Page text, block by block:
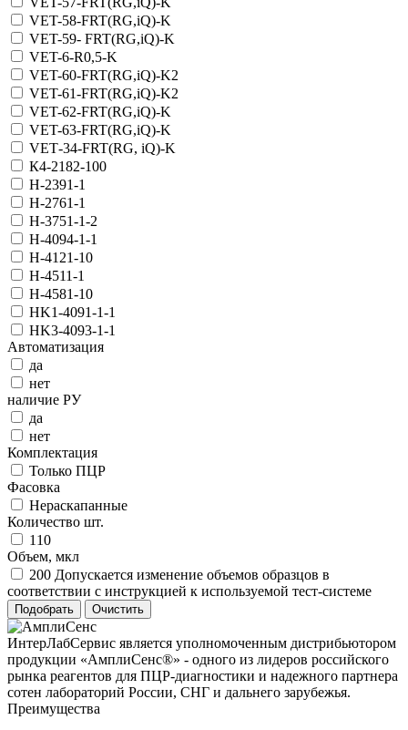
VET-58-FRT(RG,iQ)-K
VET-59- FRT(RG,iQ)-K
VET-6-R0,5-K
VET-60-FRT(RG,iQ)-K2
VET-61-FRT(RG,iQ)-K2
VET-62-FRT(RG,iQ)-K
VET-63-FRT(RG,iQ)-K
VET‑34-FRT(RG, iQ)-K
К4-2182-100
Н-2391-1
Н-2761-1
Н-3751-1-2
Н-4094-1-1
Н-4121-10
Н-4511-1
Н-4581-10
НK1-4091-1-1
НK3-4093-1-1
Автоматизация
да
нет
наличие РУ
да
нет
Комплектация
Только ПЦР
Фасовка
Нераскапанные
Количество шт.
110
Объем, мкл
200 Допускается изменение объемов образцов в
соответствии с инструкцией к используемой тест-системе
ИнтерЛабСервис является уполномоченным дистрибьютором
продукции «АмплиСенс®» - одного из лидеров российского
рынка реагентов для ПЦР-диагностики и надежного партнера
сотен лабораторий России, СНГ и дальнего зарубежья.
Преимущества